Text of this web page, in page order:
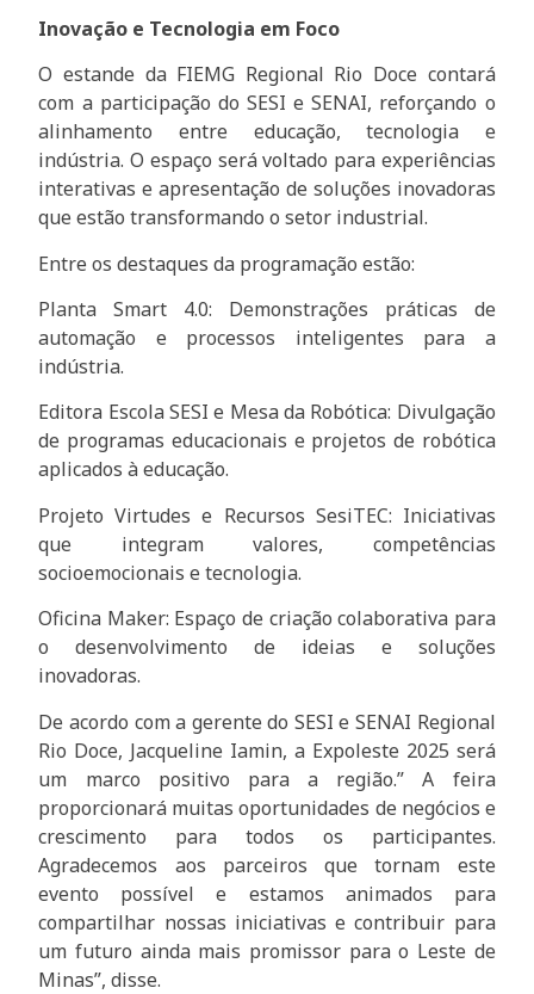
Inovação e Tecnologia em Foco
O estande da FIEMG Regional Rio Doce contará
com a participação do SESI e SENAI, reforçando o
alinhamento entre educação, tecnologia e
indústria. O espaço será voltado para experiências
interativas e apresentação de soluções inovadoras
que estão transformando o setor industrial.
Entre os destaques da programação estão:
Planta Smart 4.0: Demonstrações práticas de
automação e processos inteligentes para a
indústria.
Editora Escola SESI e Mesa da Robótica: Divulgação
de programas educacionais e projetos de robótica
aplicados à educação.
Projeto Virtudes e Recursos SesiTEC: Iniciativas
que integram valores, competências
socioemocionais e tecnologia.
Oficina Maker: Espaço de criação colaborativa para
o desenvolvimento de ideias e soluções
inovadoras.
De acordo com a gerente do SESI e SENAI Regional
Rio Doce, Jacqueline Iamin, a Expoleste 2025 será
um marco positivo para a região.” A feira
proporcionará muitas oportunidades de negócios e
crescimento para todos os participantes.
Agradecemos aos parceiros que tornam este
evento possível e estamos animados para
compartilhar nossas iniciativas e contribuir para
um futuro ainda mais promissor para o Leste de
Minas”, disse.